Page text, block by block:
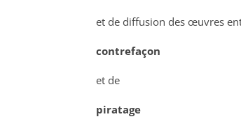
et de diffusion des œuvres
contrefaçon
et de
piratage